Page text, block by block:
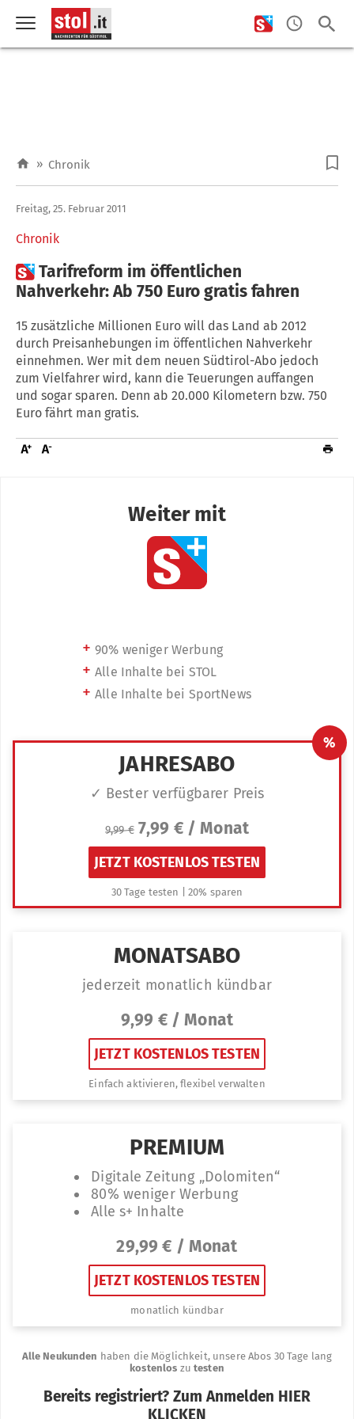
» Chronik
Chronik
Freitag, 25. Februar 2011
Tarifreform im öffentlichen
Nahverkehr: Ab 750 Euro gratis fahren
15 zusätzliche Millionen Euro will das Land ab 2012
durch Preisanhebungen im öffentlichen Nahverkehr
einnehmen. Wer mit dem neuen Südtirol-Abo jedoch
zum Vielfahrer wird, kann die Teuerungen auffangen
und sogar sparen. Denn ab 20.000 Kilometern bzw. 750
Euro fährt man gratis.